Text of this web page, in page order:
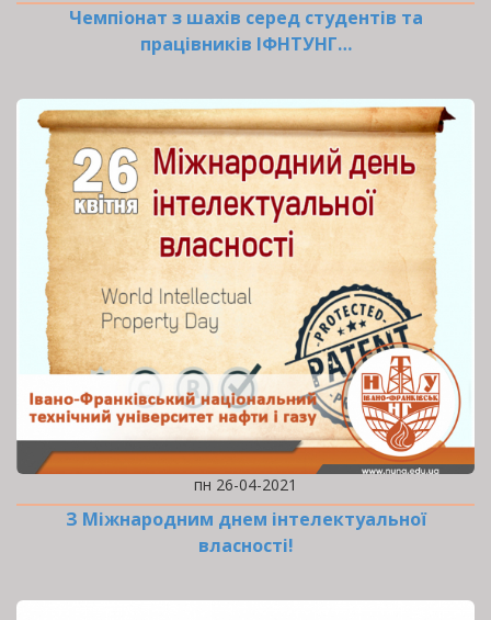
Чемпіонат з шахів серед студентів та
працівників ІФНТУНГ…
пн 26-04-2021
З Міжнародним днем інтелектуальної
власності!